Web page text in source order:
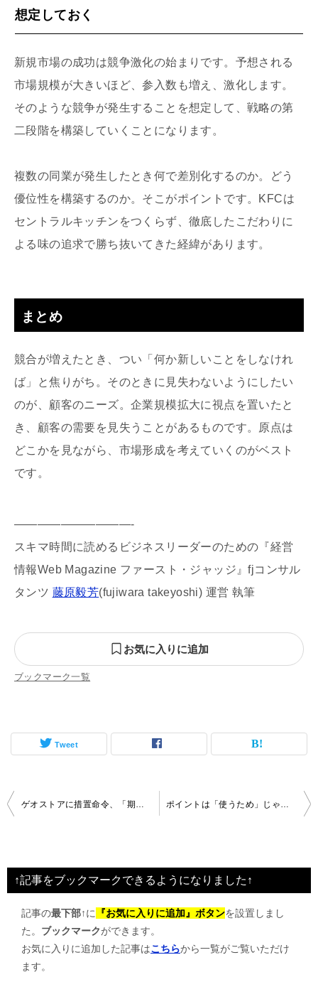
想定しておく
新規市場の成功は競争激化の始まりです。予想される
市場規模が大きいほど、参入数も増え、激化します。
そのような競争が発生することを想定して、戦略の第
二段階を構築していくことになります。
複数の同業が発生したとき何で差別化するのか。どう
優位性を構築するのか。そこがポイントです。KFCは
セントラルキッチンをつくらず、徹底したこだわりに
よる味の追求で勝ち抜いてきた経緯があります。
まとめ
競合が増えたとき、つい「何か新しいことをしなけれ
ば」と焦りがち。そのときに見失わないようにしたい
のが、顧客のニーズ。企業規模拡大に視点を置いたと
き、顧客の需要を見失うことがあるものです。原点は
どこかを見ながら、市場形成を考えていくのがベスト
です。
——————————-
スキマ時間に読めるビジネスリーダーのための『経営
情報Web Magazine ファースト・ジャッジ』fjコンサル
タンツ 藤原毅芳(fujiwara takeyoshi) 運営 執筆
お気に入りに追加
ブックマーク一覧
Tweet
投
ビ
ゲ
↑記事をブックマークできるようになりました↑
記事の最下部↑に 『お気に入りに追加』ボタンを設置しまし
た。 ブックマークができます。
お気に入りに追加した記事はこちらから一覧がご覧いただけ
ます。